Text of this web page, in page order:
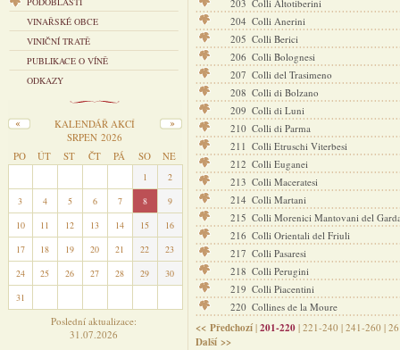
VINAŘSKÉ OBCE
VINIČNÍ TRATĚ
PUBLIKACE O VÍNĚ
ODKAZY
KALENDÁŘ AKCÍ
SRPEN 2026
PO
ÚT ST ČT PÁ SO NE
1
2
3
4 5 6 7 8
9
10
11 12 13 14 15
16
17
18 19 20 21 22
23
24
25 26 27 28 29
30
31
Poslední aktualizace:
31.07.2026
203 Colli Altotiberini
204 Colli Anerini
205 Colli Berici
206 Colli Bolognesi
207 Colli del Trasimeno
208 Colli di Bolzano
209 Colli di Luni
210 Colli di Parma
211 Colli Etruschi Viterbesi
212 Colli Euganei
213 Colli Maceratesi
214 Colli Martani
215 Colli Morenici Mantovani del
216 Colli Orientali del Friuli
217 Colli Pasaresi
218 Colli Perugini
219 Colli Piacentini
220 Collines de la Moure
<< Předchozí | 201-220 | 221-240 | 241-260 |
Další >>